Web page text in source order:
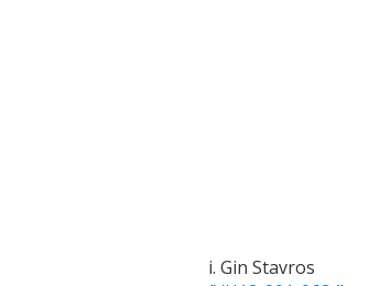
i. Gin Stavros